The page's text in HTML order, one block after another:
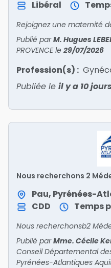
Libéral
Publié parM. Hugues
PROVENCEle 29/07/2026
Profession(s) :
Publiée le il y a 10 jours
Nous recherchons 2
et Mourenx
congé maternité)
CDD
Temps
Publié parMme. Cécile
Conseil Départemental
Pyrénées-Atlantiques